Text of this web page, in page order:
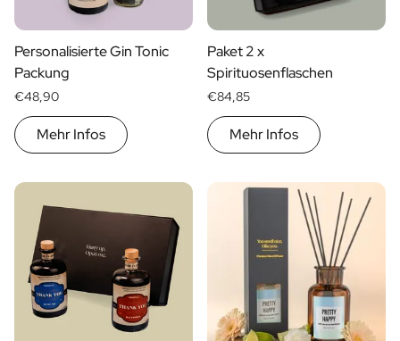
Geschenk für Ihn
Geschenk für Mama
Geschenk für Papa
Werbegeschenke
Gaststättengewerbe
Private-Label-Spirituosen
Uber Uns
Blog
Kontakt
Personalisierte Gin Tonic
Packung
€48,90
Mehr Infos
Paket 2 x
Spirituosenflaschen
€84,85
Mehr Infos